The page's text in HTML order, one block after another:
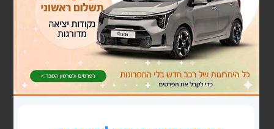
ברשת, לקפה, לסיעור מוחות וסתם להיכרות ומתן
מקום לרעיונות חדשים,
כי תכל'ס אני מרגישה כמו:עליסה בארץ
הפלאות, או יותר נכון בארץ האפשרויות הבלתי
מוגבלות.